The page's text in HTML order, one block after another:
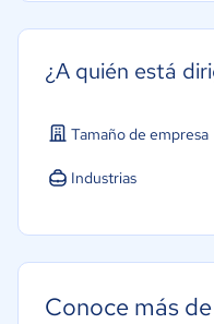
¿A quién está
Tamaño de empresa
Micro: 1 a 9
Industrias
Conoce más